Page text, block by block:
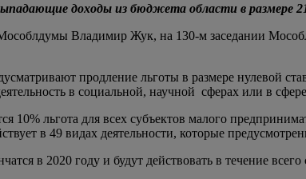
доходы из бюджета области в размере
Мособлдумы Владимир Жук, на 130-м заседании
продление льготы в размере нулевой
в социальной, научной сферах или в
10% льгота для всех субъектов малого
в 49 видах деятельности, которые
в 2020 году и будут действовать в течение